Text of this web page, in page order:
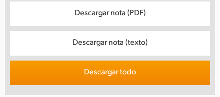
Descargar nota (PDF)
Descargar nota (texto)
Descargar todo